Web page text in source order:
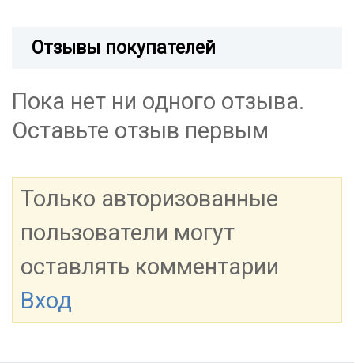
Отзывы покупателей
Пока нет ни одного отзыва.
Оставьте отзыв первым
Только авторизованные
пользователи могут
оставлять комментарии
Вход